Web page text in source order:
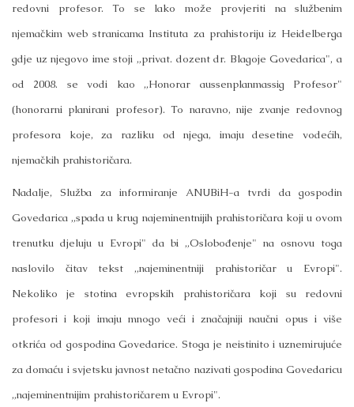
redovni profesor. To se lako može provjeriti na službenim
njemačkim web stranicama Instituta za prahistoriju iz Heidelberga
gdje uz njegovo ime stoji „privat. dozent dr. Blagoje Govedarica", a
od 2008. se vodi kao „Honorar aussenplanmassig Profesor"
(honorarni planirani profesor). To naravno, nije zvanje redovnog
profesora koje, za razliku od njega, imaju desetine vodećih,
njemačkih prahistoričara.
Nadalje, Služba za informiranje ANUBiH-a tvrdi da gospodin
Govedarica „spada u krug najeminentnijih prahistoričara koji u ovom
trenutku djeluju u Evropi" da bi „Oslobođenje" na osnovu toga
naslovilo čitav tekst „najeminentniji prahistoričar u Evropi".
Nekoliko je stotina evropskih prahistoričara koji su redovni
profesori i koji imaju mnogo veći i značajniji naučni opus i više
otkrića od gospodina Govedarice. Stoga je neistinito i uznemirujuće
za domaću i svjetsku javnost netačno nazivati gospodina Govedaricu
„najeminentnijim prahistoričarem u Evropi".